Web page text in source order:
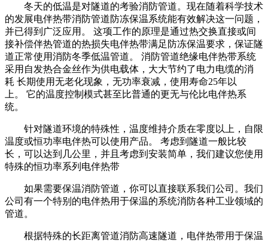
冬天的低温是对隧道的考验消防管道。现在随着科学技术
的发展电伴热带消防管道防冻保温系统能有效解决这一问题，
并已得到广泛应用。 这项工作的原理是通过热交换直接或间
接补偿伴热管道的热损失电伴热带满足防冻保温要求，保证隧
道正常使用消防冬季低温管道。 消防管道绝缘电伴热带系统
采用自发热合金丝作为供电载体，大大节约了电力电缆的消
耗 长期使用无老化现象，无功率衰减，使用寿命25年以
上。 它的温度控制模式甚至比普通的更无与伦比电伴热系
统。
针对隧道环境的特殊性，温度维持介质在零度以上，自限
温度或恒功率电伴热可以使用产品。 考虑到隧道一般比较
长，可以达到几公里，并且考虑到安装简单，我们建议您使用
特殊的恒功率系列电伴热带
如果需要保温消防管道，你可以直接联系我们公司。我们
公司有一个特别的电伴热用于保温的系统消防各种工业领域的
管道。
根据特殊的长距离管道消防高速隧道，电伴热带用于保温